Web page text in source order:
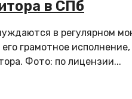
в СПб
в регулярном
грамотное
Фото: по лицензии...